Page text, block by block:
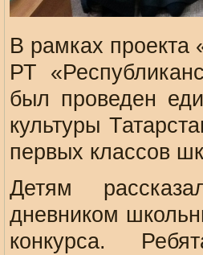
В рамках проекта
РТ
был проведен
культуры
первых классов
Детям
дневником
конкурса.